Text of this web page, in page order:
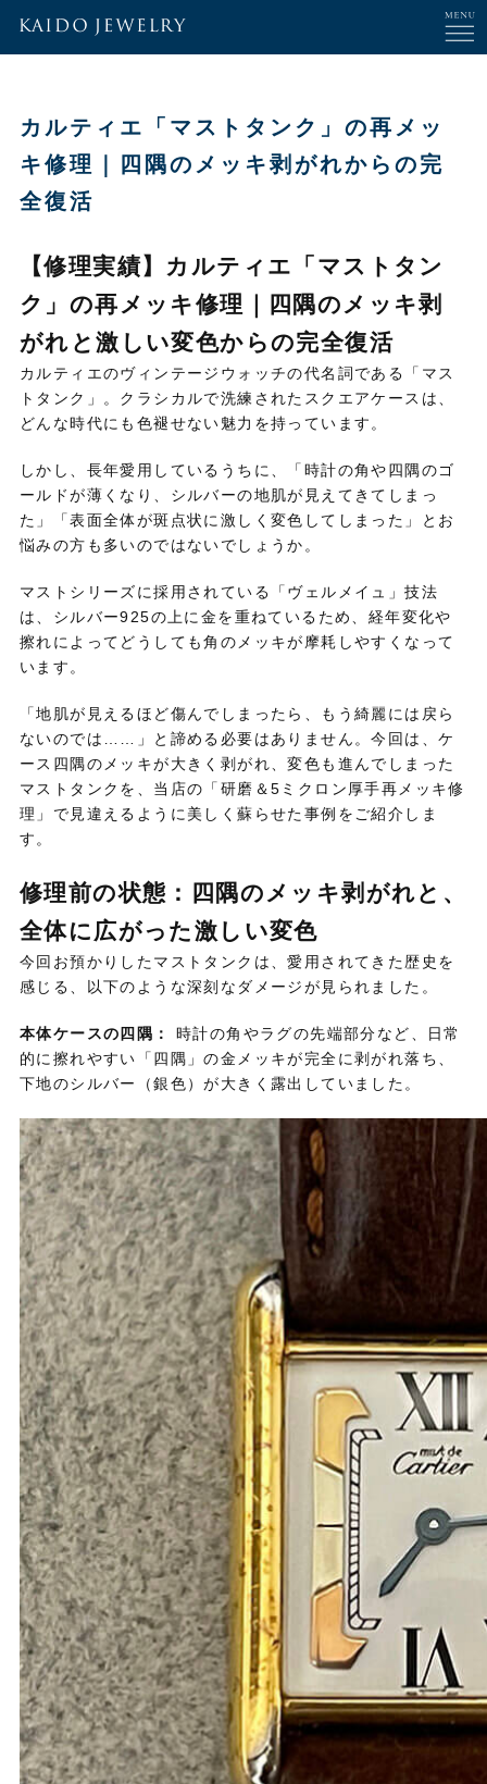
カルティエ「マストタンク」の再メッ
キ修理｜四隅のメッキ剥がれからの完
全復活
【修理実績】カルティエ「マストタン
ク」の再メッキ修理｜四隅のメッキ剥
がれと激しい変色からの完全復活
カルティエのヴィンテージウォッチの代名詞である「マス
トタンク」。 クラシカルで洗練されたスクエアケースは、
どんな時代にも色褪せない魅力を持っています。
しかし、 長年愛用しているうちに、
「時計の角や四隅のゴ
ールドが薄くなり、 シルバーの地肌が見えてきてしまっ
た」「表面全体が斑点状に激しく変色してしまった」とお
悩みの方も多いのではないでしょうか。
マストシリーズに採用されている「ヴェルメイュ」技法
は、 シルバー925の上に金を重ねているため、 経年変化や
擦れによってどうしても角のメッキが摩耗しやすくなって
います。
「地肌が見えるほど傷んでしまったら、
もう綺麗には戻ら
ないのでは……」と諦める必要はありません。今回は、 ケ
ース四隅のメッキが大きく剥がれ、変色も進んでしまった
マストタンクを、 当店の「研磨＆5ミクロン厚手再メッキ修
理」で見違えるように美しく蘇らせた事例をご紹介しま
す。
修理前の状態：四隅のメッキ剥がれと、
全体に広がった激しい変色
今回お預かりしたマストタンクは、愛用されてきた歴史を
感じる、
以下のような深刻なダメージが見られました。
本体ケースの四隅： 時計の角やラグの先端部分など、
日常
的に擦れやすい「四隅」の金メッキが完全に剥がれ落ち、
下地のシルバー（銀色）が大きく露出していました。